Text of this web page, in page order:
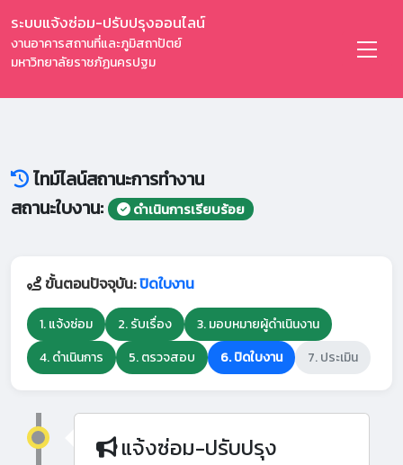
ระบบแจ้งซ่อม-ปรับปรุงออนไลน์
งานอาคารสถานที่และภูมิสถาปัตย์
มหาวิทยาลัยราชภัฏนครปฐม
ไทม์ไลน์สถานะการทำงาน
สถานะใบงาน:
ดำเนินการเรียบร้อย
ขั้นตอนปัจจุบัน:ปิดใบงาน
1. แจ้งซ่อม 2. รับเรื่อง
3. มอบหมายผู้ดำเนินงาน
4. ดำเนินการ
5. ตรวจสอบ 6. ปิดใบงาน 7. ประเมิน
แจ้งซ่อม-ปรับปรุง